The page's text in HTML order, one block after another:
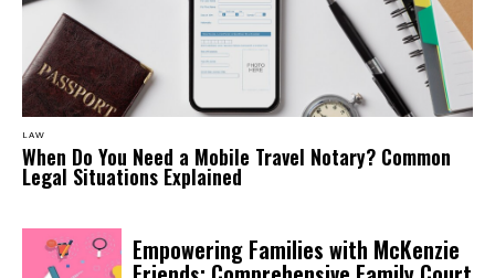
LAW
When Do You Need a Mobile Travel Notary? Common
Legal Situations Explained
Empowering Families with McKenzie